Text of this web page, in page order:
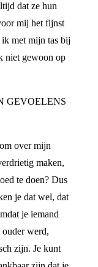
dat ze hun
mij het fijnst
ik met mijn tas bij
niet gewoon op
GEVOELENS
over mijn
maken,
te doen? Dus
je dat wel, dat
je iemand
werd,
zijn. Je kunt